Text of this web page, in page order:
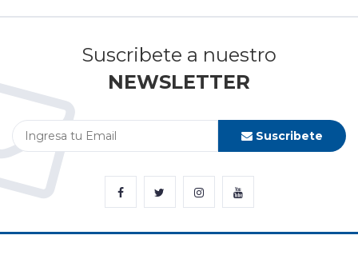
Suscribete a nuestro
NEWSLETTER
Suscribete